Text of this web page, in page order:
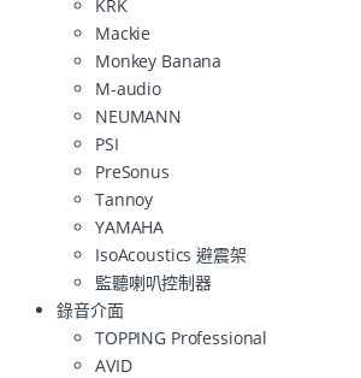
KRK
Mackie
Monkey Banana
M-audio
NEUMANN
PSI
PreSonus
Tannoy
YAMAHA
IsoAcoustics 避震架
監聽喇叭控制器
錄音介面
TOPPING Professional
AVID